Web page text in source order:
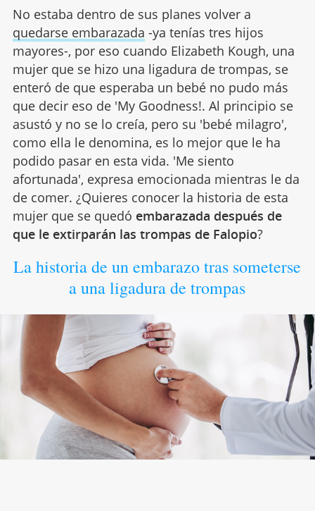
No estaba dentro de sus planes volver a
quedarse embarazada -ya tenías tres hijos
mayores-, por eso cuando Elizabeth Kough, una
mujer que se hizo una ligadura de trompas, se
enteró de que esperaba un bebé no pudo más
que decir eso de 'My Goodness!. Al principio se
asustó y no se lo creía, pero su 'bebé milagro',
como ella le denomina, es lo mejor que le ha
podido pasar en esta vida. 'Me siento
afortunada', expresa emocionada mientras le da
de comer. ¿Quieres conocer la historia de esta
mujer que se quedó embarazada después de
que le extirparán las trompas de Falopio?
La historia de un embarazo tras someterse
a una ligadura de trompas